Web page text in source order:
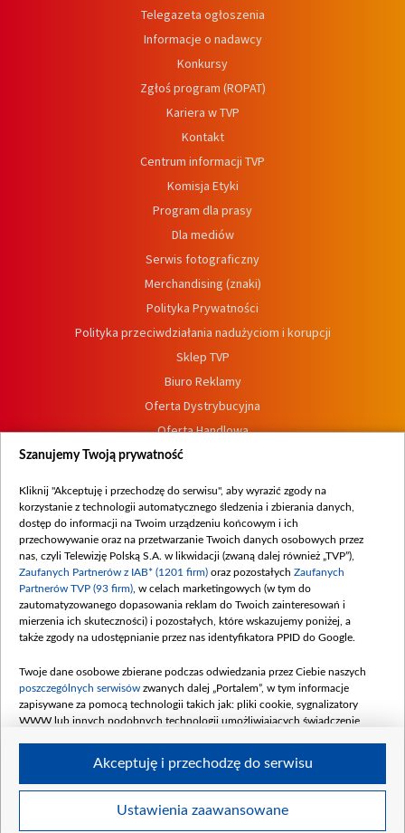
Telegazeta ogłoszenia
Informacje o nadawcy
Konkursy
Zgłoś program (ROPAT)
Kariera w TVP
Kontakt
Centrum informacji TVP
Komisja Etyki
Program dla prasy
Dla mediów
Serwis fotograficzny
Merchandising (znaki)
Polityka Prywatności
Polityka przeciwdziałania nadużyciom i korupcji
Sklep TVP
Biuro Reklamy
Oferta Dystrybucyjna
Oferta Handlowa
Dostępność
Procedura zgłoszeń wewnętrznych
Szanujemy Twoją prywatność
Kliknij "Akceptuję i przechodzę do serwisu", aby wyrazić zgody na
korzystanie z technologii automatycznego śledzenia i zbierania danych,
dostęp do informacji na Twoim urządzeniu końcowym i ich
przechowywanie oraz na przetwarzanie Twoich danych osobowych przez
nas, czyli Telewizję Polską S.A. w likwidacji (zwaną dalej również „TVP”),
Zaufanych Partnerów z IAB* (1201 firm) oraz pozostałych Zaufanych
Partnerów TVP (93 firm) , w celach marketingowych (w tym do
zautomatyzowanego dopasowania reklam do Twoich zainteresowań i
mierzenia ich skuteczności) i pozostałych, które wskazujemy poniżej, a
także zgody na udostępnianie przez nas identyfikatora PPID do Google.
Twoje dane osobowe zbierane podczas odwiedzania przez Ciebie naszych
poszczególnych serwisów zwanych dalej „Portalem”, w tym informacje
zapisywane za pomocą technologii takich jak: pliki cookie, sygnalizatory
WWW lub innych podobnych technologii umożliwiających świadczenie
Twoje dane osobowe zbierane podczas odwiedzania przez Ciebie
Ustawienia zaawansowane
Akceptuję i przechodzę do serwisu